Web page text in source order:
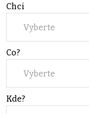
Chci
Vyberte
Co?
Vyberte
Kde?